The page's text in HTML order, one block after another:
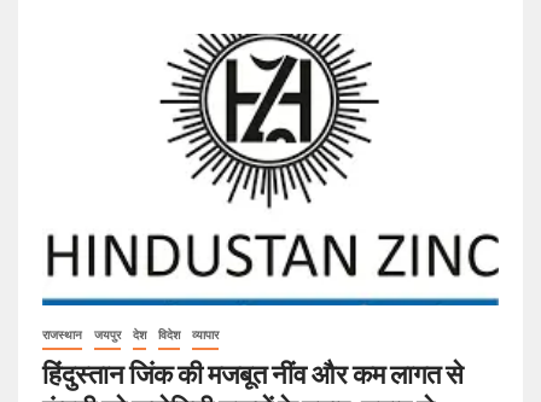
राजस्थान जयपुर देश विदेश व्यापार
हिंदुस्तान जिंक की मजबूत नींव और कम लागत से